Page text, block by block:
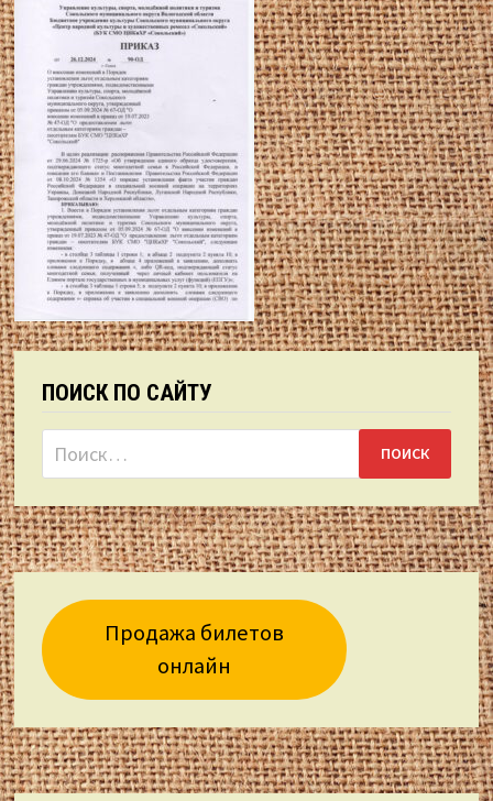
ПОИСК ПО САЙТУ
Найти:
Продажа билетов
онлайн